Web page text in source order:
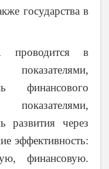
государства в
проводится в
финансового
развития через
эффективность:
финансовую.